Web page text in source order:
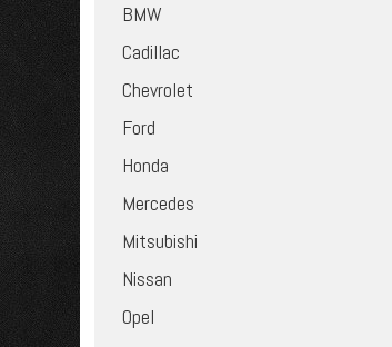
BMW
Cadillac
Chevrolet
Ford
Honda
Mercedes
Mitsubishi
Nissan
Opel